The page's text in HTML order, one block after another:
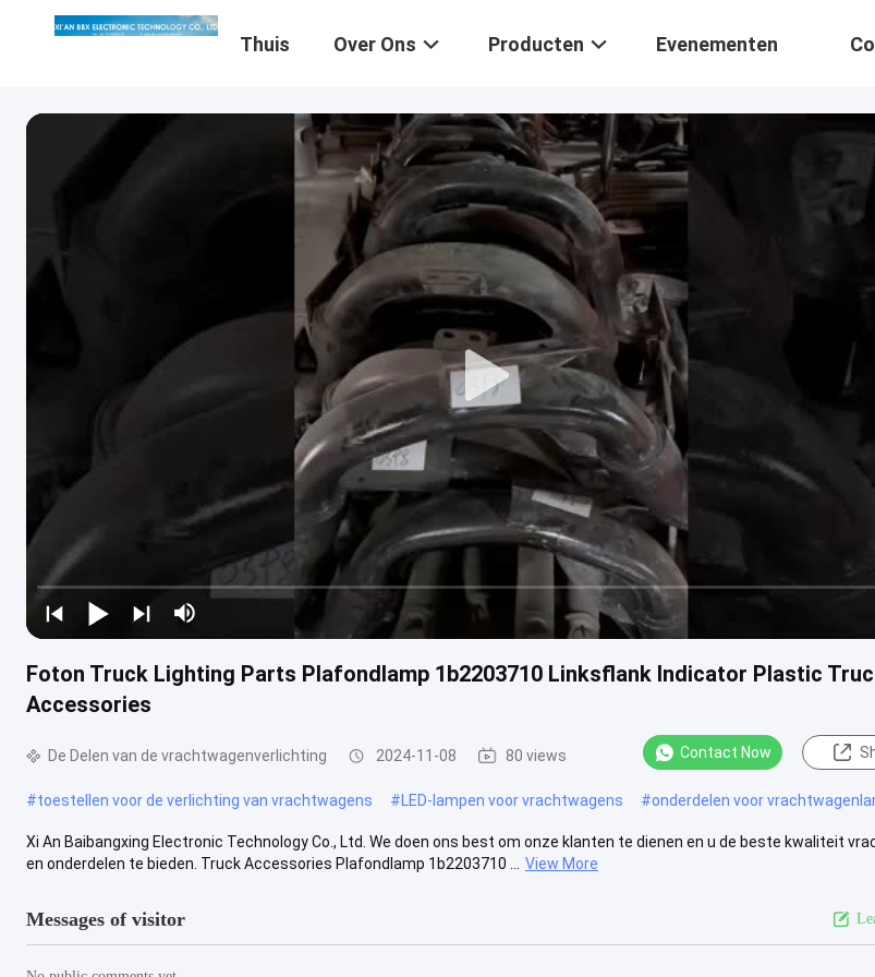
Thuis Over Ons Producten Evenementen
Foton Truck Lighting Parts Plafondlamp 1b2203710 Linksflank Indicator Plastic
Accessories
De Delen van de vrachtwagenverlichting 2024-11-08 80 views Contact Now
#toestellen voor de verlichting van vrachtwagens #LED-lampen voor vrachtwagens #onderdelen voor
Xi An Baibangxing Electronic Technology Co., Ltd. We doen ons best om onze klanten te dienen en u de beste kwaliteit
en onderdelen te bieden. Truck Accessories Plafondlamp 1b2203710 ...
View More
Messages of visitor